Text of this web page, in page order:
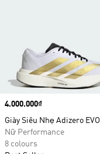
Price
4.000.000₫
Giày Siêu Nhẹ Adizero EVO
Nữ Performance
8 colours